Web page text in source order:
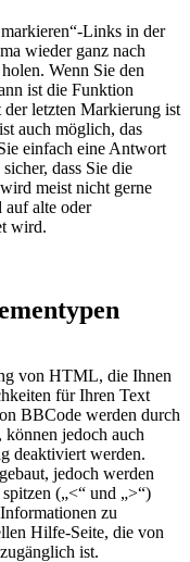
Links in der
wieder ganz nach
Wenn Sie den
ist die Funktion
letzten Markierung ist
auch möglich, das
einfach eine Antwort
dass Sie die
meist nicht gerne
auf alte oder
wird.
von HTML, die Ihnen
für Ihren Text
BBCode werden durch
jedoch auch
deaktiviert werden.
jedoch werden
(„<“ und „>“)
zu
Hilfe-Seite, die von
ist.